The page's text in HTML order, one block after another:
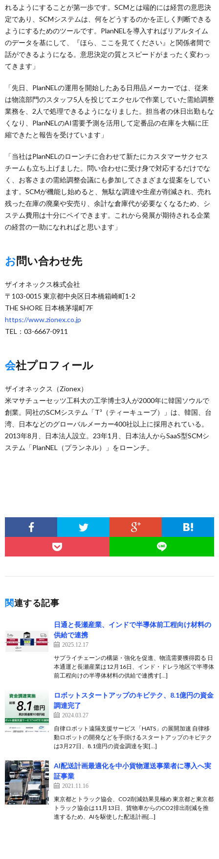
れるようにすることが第一歩です。SCMとは端的には経営の意思決
定であり、SCMシステムは、何をどうするのかを正しく判断できる
ようにするためのツールです。PlanNELを導入すればリアルタイム
のデータを基にして、『ほら、ここを見てください』と関係者間で
話ができるようになる。意思決定の質とスピードがまったく変わっ
てきます」
「先日、PlanNELの運用を開始したある日用品メーカーでは、従来
は物流部門のスタッフ5人を投じてエクセルで作業していた需給調整
業務を、2人で処理できるようになりました。担当者の休日出勤もな
くなり、PlanNELのAI需要予測を活用して定番品の在庫を大幅に圧
縮できたと報告を受けています」
「当社はPlanNELのローンチに合わせて新たにカスタマーサクセス
チームも立ち上げました。問い合わせに受け身で対応するだけでな
く、お客さまの需給調整会議にも参加してさまざまな提案をしてい
ます。SCMが機能し始めると、無駄な調達や生産が削減され、売れ
残った在庫の廃棄や安売り、余計な倉庫代が必要なくなるため、シ
ステム費用は十分にペイできます。これから発展が期待される企業
の経営の一助になれればと思います」
お問い合わせ先
ザイオネックス株式会社
〒103-0015 東京都中央区日本橋箱崎町1-2
THE SHORE 日本橋茅場町7F
https://www.zionex.co.jp
TEL：03-6667-0911
会社プロフィール
ザイオネックス（Zionex）
米マサチューセッツ工科大の工学博士3人が2000年に韓国ソウルで
創業。同社のSCMシステム「T³（ティーキューブ）」は、韓国、台
湾、日本などのグローバルメーカー400社以上に採用されている。
2013年8月、日本法人設立。23年1月、日本法人からSaaS型SCMシ
ステム「PlanNEL（プランネル）」をローンチ。
関連する記事
日通と長瀬産業、インドで半導体前工程向け材料の
供給で連携
2025.12.17
サプライチェーンの構築・強化を促進、物流需要獲得図る 日
本通運と長瀬産業は12月16日、インド・ドレラ地区で半導体
前工程向けの半導体材料の供給で連携す[…]
ロボットスタートアップのキビテク、8.1億円の資金
調達完了
2024.03.27
自律ロボット遠隔支援サービス「HATS」の展開加速 自律移
動ロボットの開発などを手掛けるスタートアップのキビテク
は3月27日、8.1億円の資金調達を実[…]
AI配送計画最適化を中小貨物運送事業者に導入へ実
証事業
2021.11.16
東京都とトラック協会、CO2削減効果見極め 東京都と東京都
トラック協会は11月13日、貨物車からのCO2排出削減を推
進するため、AIを駆使した配送計画[…]